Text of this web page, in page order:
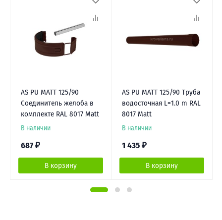
AS PU MATT 125/90
Соединитель желоба в
комплекте RAL 8017 Matt
В наличии
687 ₽
В корзину
AS PU MATT 125/90 Труба
водосточная L=1.0 m RAL
8017 Matt
В наличии
1 435 ₽
В корзину